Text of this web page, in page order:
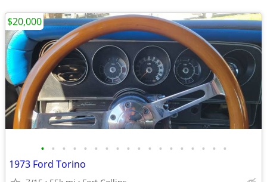
• • • • • • • • • • • • • • • • • •
1973 Ford Torino
$20,000